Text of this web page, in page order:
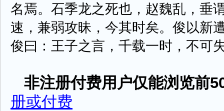
名焉。石季龙之死也，赵魏乱，垂
速，兼弱攻昧，今其时矣。俊以新
俊曰：王子之言，千载一时，不可
非注册付费用户仅能浏览前
册或付费